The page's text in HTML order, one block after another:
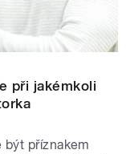
při jakémkoli
být příznakem